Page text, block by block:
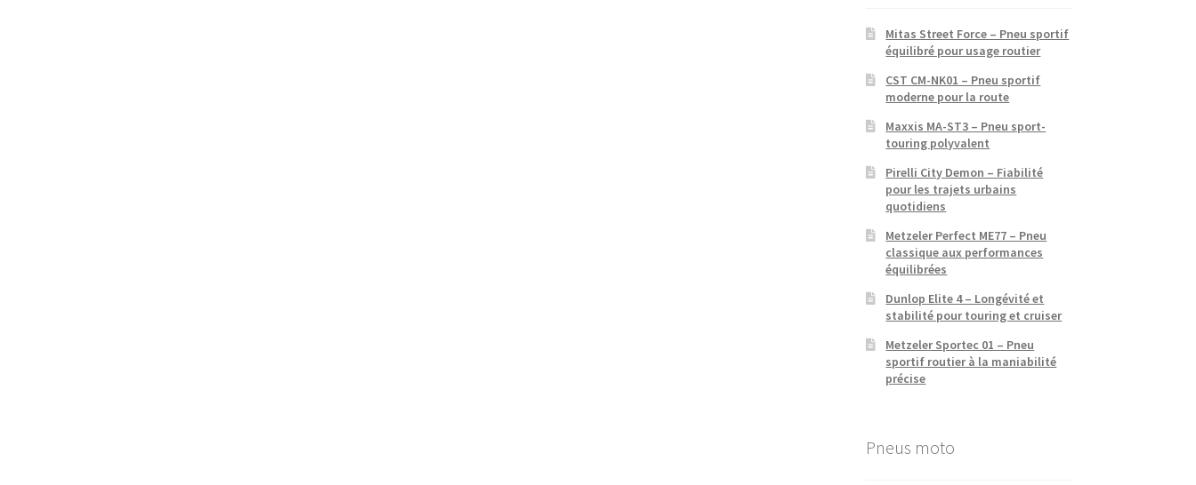
Mitas Street Force – Pneu sportif
équilibré pour usage routier
CST CM-NK01 – Pneu sportif
moderne pour la route
Maxxis MA-ST3 – Pneu sport-
touring polyvalent
Pirelli City Demon – Fiabilité
pour les trajets urbains
quotidiens
Metzeler Perfect ME77 – Pneu
classique aux performances
équilibrées
Dunlop Elite 4 – Longévité et
stabilité pour touring et cruiser
Metzeler Sportec 01 – Pneu
sportif routier à la maniabilité
précise
Pneus moto